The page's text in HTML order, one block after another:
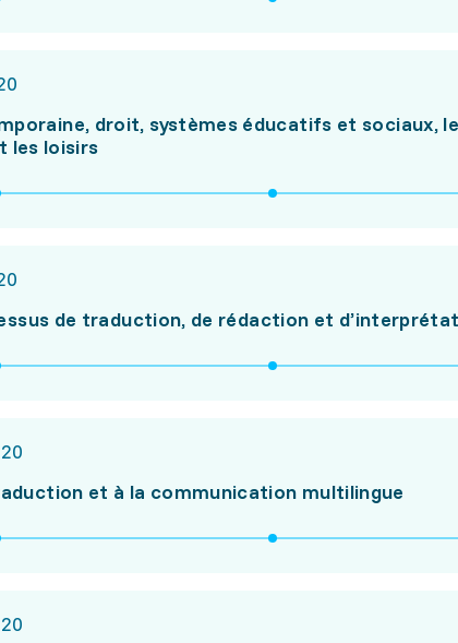
droit, systèmes éducatifs et sociaux,
les loisirs
de traduction, de rédaction et
20
et à la communication multilingue
20